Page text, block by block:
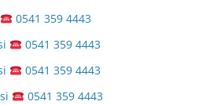
0541 359 4443
0541 359 4443
0541 359 4443
0541 359 4443